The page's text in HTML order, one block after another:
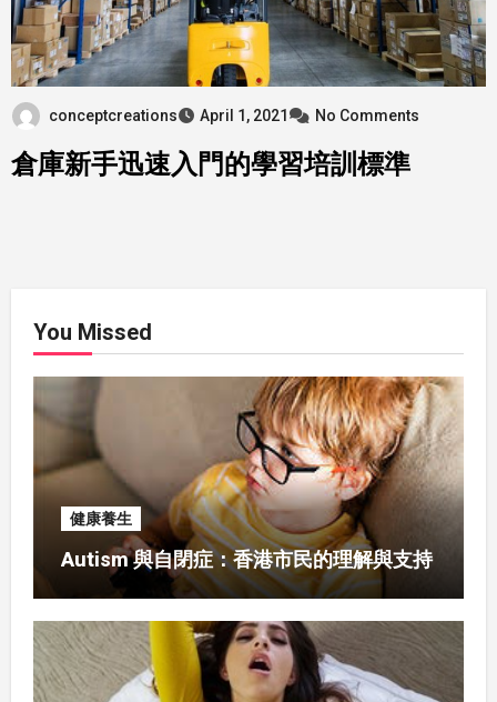
conceptcreations April 1, 2021 No Comments
倉庫新手迅速入門的學習培訓標準
You Missed
健康養生
Autism 與自閉症：香港市民的理解與支持